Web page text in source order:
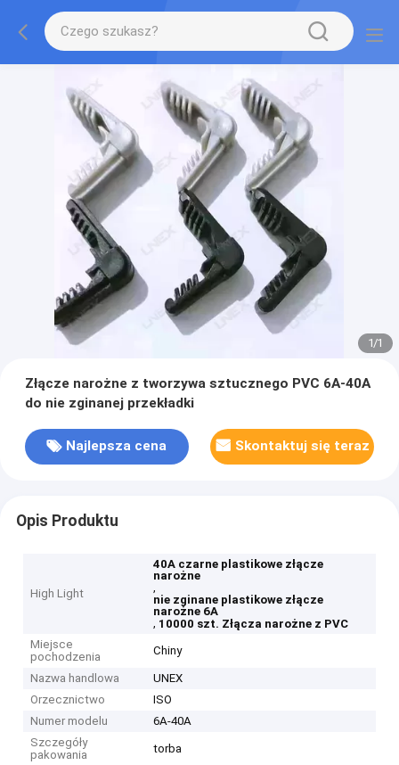
1/1
Złącze narożne z tworzywa sztucznego PVC 6A-40A
do nie zginanej przekładki
Najlepsza cena Skontaktuj się teraz
Opis Produktu
High Light
40A czarne plastikowe złącze
narożne
,
nie zginane plastikowe złącze
narożne 6A
, 10000 szt. Złącza narożne z PVC
Miejsce
pochodzenia
Chiny
Nazwa handlowa
UNEX
Orzecznictwo
ISO
Numer modelu
6A-40A
Szczegóły
pakowania
torba